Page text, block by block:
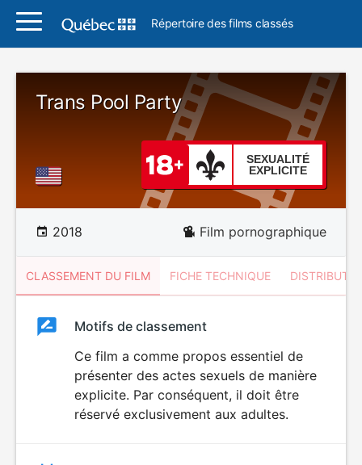
Répertoire des films classés
Trans Pool Party
SEXUALITÉ
EXPLICITE
2018 Film pornographique
CLASSEMENT DU FILM FICHE TECHNIQUE
ClassementClassement
SEXUALITÉ
EXPLICITE
Motifs de classement
Ce film a comme propos essentiel de
présenter des actes sexuels de manière
explicite. Par conséquent, il doit être
réservé exclusivement aux adultes.